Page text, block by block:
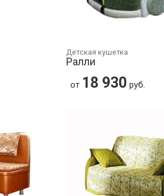
Детская кушетка
Ралли
от 18 930 руб.